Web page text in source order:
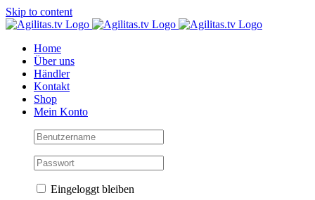
Skip to content
Home
Über uns
Händler
Kontakt
Shop
Mein Konto
Eingeloggt bleiben